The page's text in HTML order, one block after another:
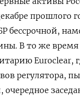
прошлого
бессрочной,
В то ‌же
Euroclear,
регулятора,
очередное